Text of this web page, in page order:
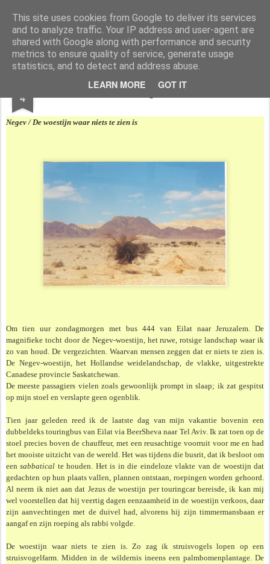
This site uses cookies from Google to deliver its services
and to analyze traffic. Your IP address and user-agent are
shared with Google along with performance and security
metrics to ensure quality of service, generate usage
statistics, and to detect and address abuse.
LEARN MORE GOT IT
Styloblog Stylo is secretariaat en tekstredactie Ytzen Lont
Pages
4 Negev
Negev / De woestijn waar niets te zien is
Om tien uur zondagmorgen met bus 444 van Eilat naar Jeruzalem. De
magnifieke tocht door de Negev-woestijn, het ruwe, rotsige landschap waar ik
zo van houd. De vergezichten. Waarvan mensen zeggen dat er niets te zien is.
De Negev-woestijn, het Hollandse weidelandschap, de vlakke, uitgestrekte
Canadese provincie Saskatchewan.
De meeste passagiers vielen zoals gewoonlijk prompt in slaap; ik zat gespitst
op mijn stoel en verslapte geen ogenblik.
Tien jaar geleden reed ik de laatste dag van mijn vakantie bovenin een
dubbeldeks touringbus van Eilat via BeerSheva naar Tel Aviv. Ik zat toen op de
stoel precies boven de chauffeur, met een reusachtige voorruit voor me en had
het mooiste uitzicht van de wereld. Het was tijdens die busrit, dat ik besloot om
eensabbatical te houden. Het is in die eindeloze vlakte van de woestijn dat
gedachten op hun plaats vallen, plannen ontstaan, roepingen worden gehoord.
Al neem ik niet aan dat Jezus de woestijn per touringcar bereisde, ik kan mij
wel voorstellen dat hij veertig dagen eenzaamheid in de woestijn verkoos, daar
zijn aanvechtingen met de duivel had, alvorens hij zijn timmermansbaan er
aangaf en zijn roeping als rabbi volgde.
De woestijn waar niets te zien is. Zo zag ik struisvogels lopen op een
struisvogelfarm. Midden in de wildernis ineens een palmbomenplantage. De